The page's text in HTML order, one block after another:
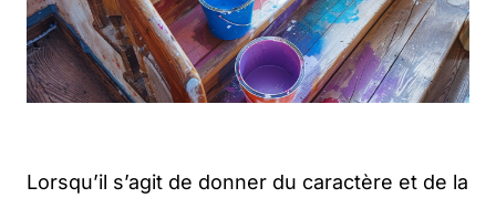
Lorsqu’il s’agit de donner du caractère et de la